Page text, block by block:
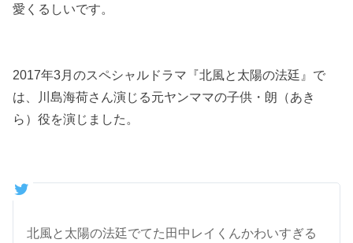
愛くるしいです。
2017年3月のスペシャルドラマ『北風と太陽の法廷』で
は、川島海荷さん演じる元ヤンママの子供・朗（あき
ら）役を演じました。
北風と太陽の法廷でてた田中レイくんかわいすぎる